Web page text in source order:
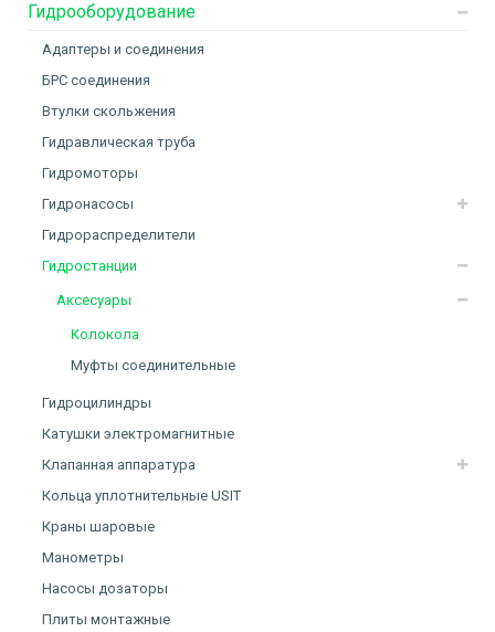
Гидрооборудование
Адаптеры и соединения
БРС соединения
Втулки скольжения
Гидравлическая труба
Гидромоторы
Гидронасосы
Гидрораспределители
Гидростанции
Аксесуары
Колокола
Муфты соединительные
Гидроцилиндры
Катушки электромагнитные
Клапанная аппаратура
Кольца уплотнительные USIT
Краны шаровые
Манометры
Насосы дозаторы
Плиты монтажные